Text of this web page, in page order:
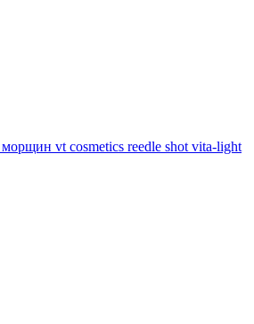
vt cosmetics reedle shot vita-light